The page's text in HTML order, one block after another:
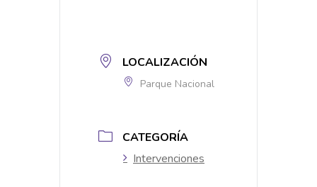
LOCALIZACIÓN
Parque Nacional
CATEGORÍA
Intervenciones